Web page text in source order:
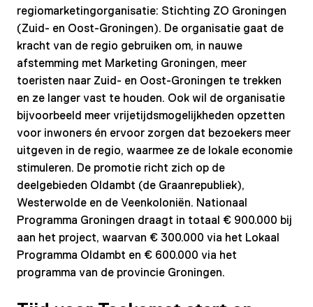
regiomarketingorganisatie: Stichting ZO Groningen
(Zuid- en Oost-Groningen). De organisatie gaat de
kracht van de regio gebruiken om, in nauwe
afstemming met Marketing Groningen, meer
toeristen naar Zuid- en Oost-Groningen te trekken
en ze langer vast te houden. Ook wil de organisatie
bijvoorbeeld meer vrijetijdsmogelijkheden opzetten
voor inwoners én ervoor zorgen dat bezoekers meer
uitgeven in de regio, waarmee ze de lokale economie
stimuleren. De promotie richt zich op de
deelgebieden Oldambt (de Graanrepubliek),
Westerwolde en de Veenkoloniën. Nationaal
Programma Groningen draagt in totaal € 900.000 bij
aan het project, waarvan € 300.000 via het Lokaal
Programma Oldambt en € 600.000 via het
programma van de provincie Groningen.